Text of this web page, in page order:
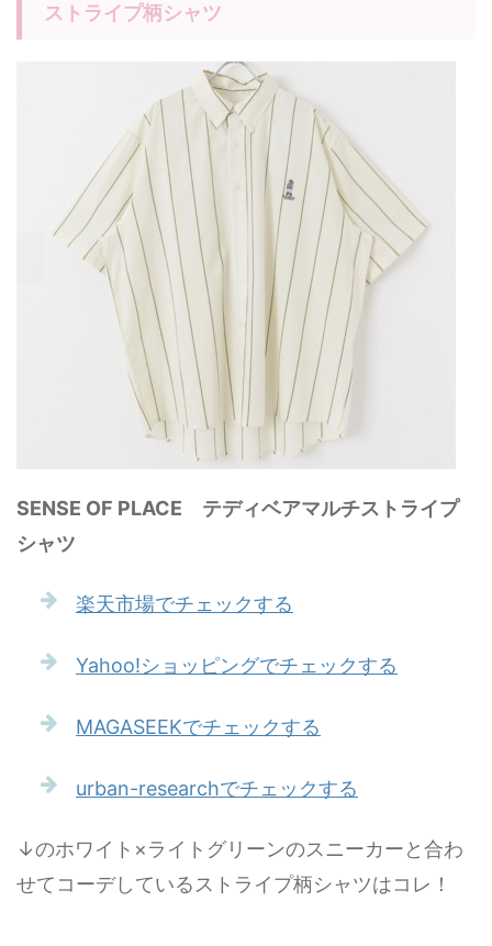
ストライプ柄シャツ
SENSE OF PLACE テディベアマルチストライプ
シャツ
楽天市場でチェックする
Yahoo!ショッピングでチェックする
MAGASEEKでチェックする
urban-researchでチェックする
↓のホワイト×ライトグリーンのスニーカーと合わ
せてコーデしているストライプ柄シャツはコレ！